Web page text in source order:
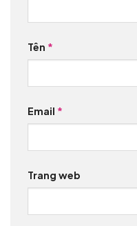
Tên *
Email *
Trang web